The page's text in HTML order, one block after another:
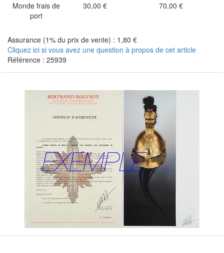
Monde frais de
port
30,00 € 70,00 €
Assurance (1% du prix de vente) : 1,80 €
Cliquez ici si vous avez une question à propos de cet article
Référence : 25939